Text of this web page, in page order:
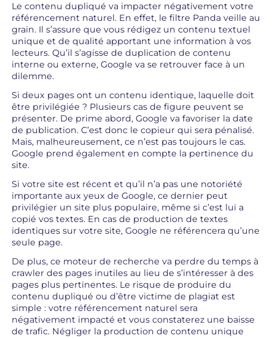
Le contenu dupliqué va impacter négativement votre
référencement naturel. En effet, le filtre Panda veille au
grain. Il s’assure que vous rédigez un contenu textuel
unique et de qualité apportant une information à vos
lecteurs. Qu’il s’agisse de duplication de contenu
interne ou externe, Google va se retrouver face à un
dilemme.
Si deux pages ont un contenu identique, laquelle doit
être privilégiée ? Plusieurs cas de figure peuvent se
présenter. De prime abord, Google va favoriser la date
de publication. C’est donc le copieur qui sera pénalisé.
Mais, malheureusement, ce n’est pas toujours le cas.
Google prend également en compte la pertinence du
site.
Si votre site est récent et qu’il n’a pas une notoriété
importante aux yeux de Google, ce dernier peut
privilégier un site plus populaire, même si c’est lui a
copié vos textes. En cas de production de textes
identiques sur votre site, Google ne référencera qu’une
seule page.
De plus, ce moteur de recherche va perdre du temps à
crawler des pages inutiles au lieu de s’intéresser à des
pages plus pertinentes. Le risque de produire du
contenu dupliqué ou d’être victime de plagiat est
simple : votre référencement naturel sera
négativement impacté et vous constaterez une baisse
de trafic. Négliger la production de contenu unique